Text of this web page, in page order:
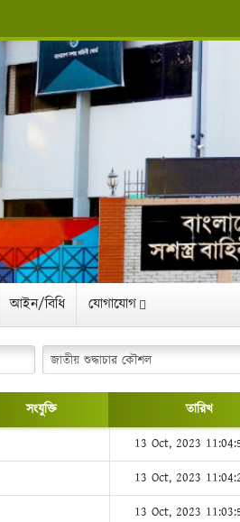
আইন/বিধি যোগাযোগ
সংযুক্তি
তারিখ
13 Oct, 2023
13 Oct, 2023
13 Oct, 2023